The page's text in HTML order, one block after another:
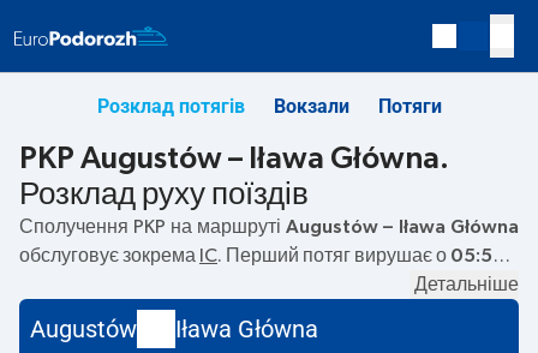
Розклад потягів Вокзали Потяги
PKP Augustów – Iława Główna.
Розклад руху поїздів
Сполучення PKP на маршруті Augustów – Iława Główna
обслуговує зокрема IC . Перший потяг вирушає о 05:50з
Kolejowa, 16-300
15:51. На маршруті Augustów–Iława Główna
Детальніше
Augustów Iława Główna